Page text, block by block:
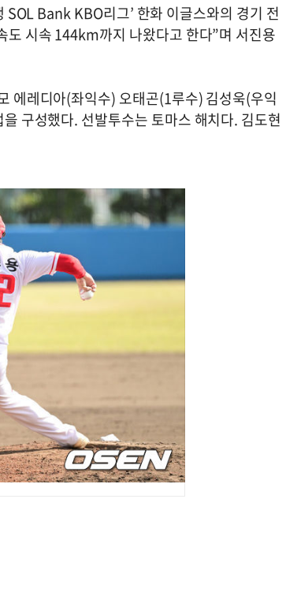
Bank KBO리그’ 한화 이글스와의 경기 전
도 시속 144km까지 나왔다고 한다”며 서진용
에레디아(좌익수) 오태곤(1루수) 김성욱(우익
구성했다. 선발투수는 토마스 해치다. 김도현